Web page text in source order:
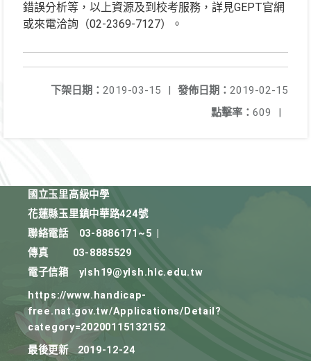
錯誤分析等，以上資源及到校考服務，詳見GEPT官網
或來電洽詢（02-2369-7127）。
發佈日期： 2019-02-15
下架日期： 2019-03-15
|
點擊率： 609 |
國立玉里高級中學
花蓮縣玉里鎮中華路424號
聯絡電話
03-8886171~5
傳真
03-8885529
電子信箱
ylsh19@ylsh.hlc.edu.tw
https://www.handicap-
free.nat.gov.tw/Applications/Detail?
category=20200115132152
最後更新
2019-12-24